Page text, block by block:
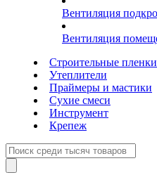
Вентиляция
Вентиляция
Строительные
Утеплители
Праймеры и мастики
Сухие смеси
Инструмент
Крепеж